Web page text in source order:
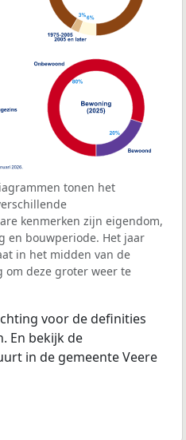
tonen het
kenmerken zijn eigendom,
en bouwperiode. Het jaar
in het midden van de
om deze groter weer te
voor de definities
En bekijk de
in de gemeente Veere